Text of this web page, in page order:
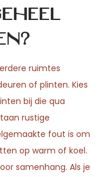
ruimtes
of plinten. Kies
bij die qua
rustige
fout is om
op warm of koel.
samenhang. Als je